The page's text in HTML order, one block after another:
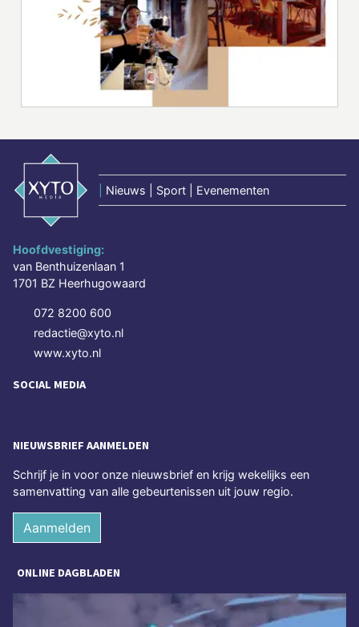
Nieuws | Sport | Evenementen
Hoofdvestiging:
van Benthuizenlaan 1
1701 BZ Heerhugowaard
072 8200 600
redactie@xyto.nl
www.xyto.nl
SOCIAL MEDIA
NIEUWSBRIEF AANMELDEN
Schrijf je in voor onze nieuwsbrief en krijg wekelijks een
samenvatting van alle gebeurtenissen uit jouw regio.
Aanmelden
ONLINE DAGBLADEN